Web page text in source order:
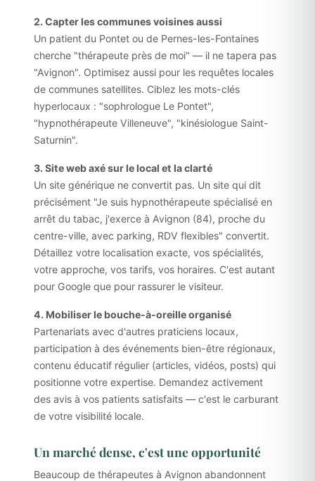
2. Capter les communes voisines aussi
Un patient du Pontet ou de Pernes-les-Fontaines
cherche "thérapeute près de moi" — il ne tapera pas
"Avignon". Optimisez aussi pour les requêtes locales
de communes satellites. Ciblez les mots-clés
hyperlocaux : "sophrologue Le Pontet",
"hypnothérapeute Villeneuve", "kinésiologue Saint-
Saturnin".
3. Site web axé sur le local et la clarté
Un site générique ne convertit pas. Un site qui dit
précisément "Je suis hypnothérapeute spécialisé en
arrêt du tabac, j'exerce à Avignon (84), proche du
centre-ville, avec parking, RDV flexibles" convertit.
Détaillez votre localisation exacte, vos spécialités,
votre approche, vos tarifs, vos horaires. C'est autant
pour Google que pour rassurer le visiteur.
4. Mobiliser le bouche-à-oreille organisé
Partenariats avec d'autres praticiens locaux,
participation à des événements bien-être régionaux,
contenu éducatif régulier (articles, vidéos, posts) qui
positionne votre expertise. Demandez activement
des avis à vos patients satisfaits — c'est le carburant
de votre visibilité locale.
Un marché dense, c'est une opportunité
Beaucoup de thérapeutes à Avignon abandonnent